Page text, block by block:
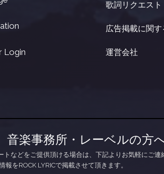
Login
歌詞リクエスト
広告掲載に関
運営会社
音楽事務所・レーベルの方
などをご提供頂ける場合は、下記よりお気軽にご連
報をROCK LYRICで掲載させて頂きます。